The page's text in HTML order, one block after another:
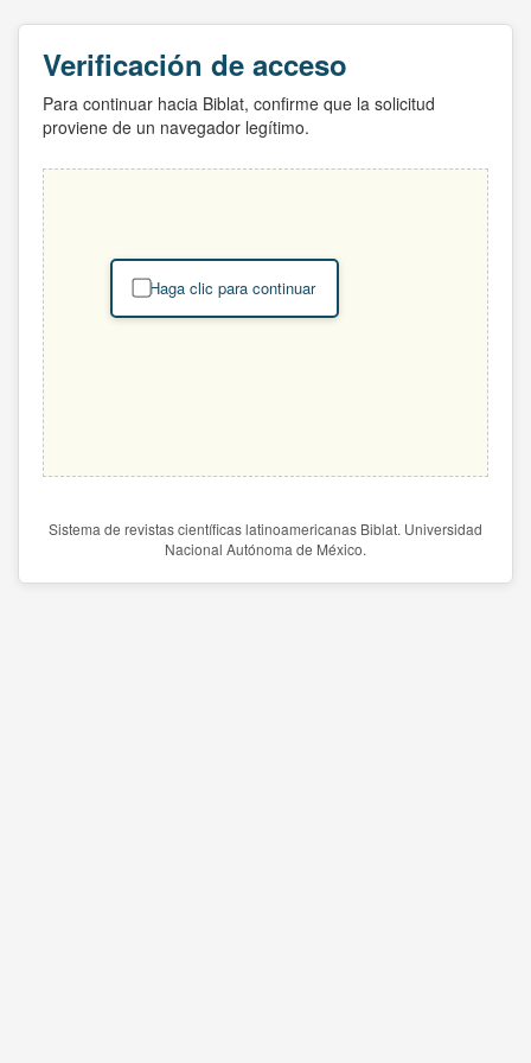
Verificación de acceso
Para continuar hacia Biblat, confirme que la solicitud
proviene de un navegador legítimo.
Haga clic para continuar
Sistema de revistas científicas latinoamericanas Biblat. Universidad
Nacional Autónoma de México.